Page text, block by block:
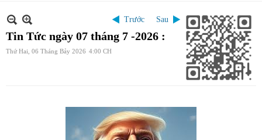
Trước Sau
Tin Tức ngày 07 tháng 7 -2026 :
Thứ Hai, 06 Tháng Bảy 2026 4:00 CH